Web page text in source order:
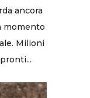
ancora
momento
Milioni